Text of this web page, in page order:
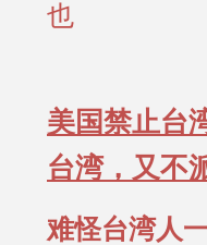
也
美国禁止台
台湾，又不
难怪台湾人